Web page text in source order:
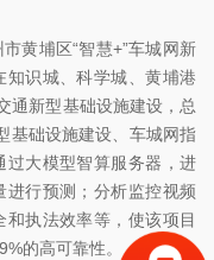
黄埔区“智慧+”车城网新
识城、科学城、黄埔港
通新型基础设施建设，总
基础设施建设、车城网指
过大模型智算服务器，进
行预测；分析监控视频
执法效率等，使该项目
的高可靠性。